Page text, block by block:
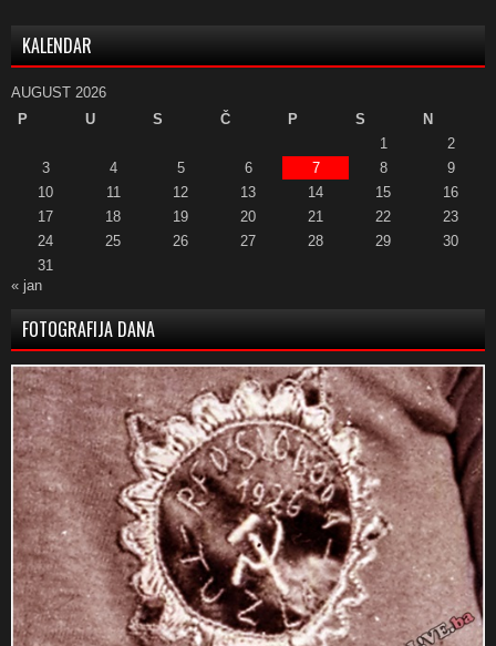
KALENDAR
AUGUST 2026
P
U S Č P S
N
1
2
3
4 5 6 7 8
9
10
11 12 13 14 15
16
17
18 19 20 21 22
23
24
25 26 27 28 29
30
31
« jan
FOTOGRAFIJA DANA